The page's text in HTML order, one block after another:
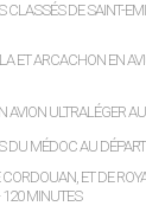
DE SAINT-
ET ARCACHON EN
AVION ULTRALÉGER
MÉDOC AU
ET DE
120 MINUTES